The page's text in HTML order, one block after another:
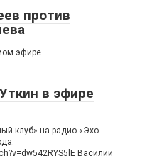
против
эфире.
в эфире
клуб» на радио «Эхо
Василий